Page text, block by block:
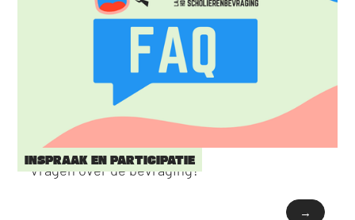
INSPRAAK EN PARTICIPATIE
Vragen over de bevraging?
→